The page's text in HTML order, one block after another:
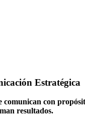
Estratégica
comunican con
resultados.